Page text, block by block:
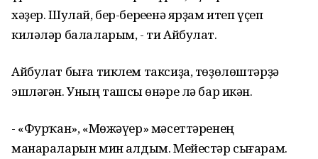
хәҙер. Шулай, бер-береһенә ярҙам итеп үҫеп
киләләр балаларым, - ти Айбулат.
Айбулат быға тиклем таксиҙа, төҙөлөштәрҙә
эшләгән. Уның ташсы һөнәре лә бар икән.
- «Фурҡан», «Мөжәүер» мәсеттәренең
манараларын мин һалдым. Мейестәр сығарам.